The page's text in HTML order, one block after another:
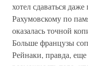
хотел сдаваться
Рахумовскому по
оказалась точной
Больше французы
Рейнаки, правда, еще